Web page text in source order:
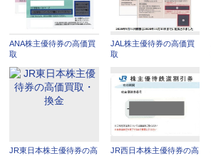
ANA株主優待券の高価買
取
JAL株主優待券の高価買
取
JR東日本株主優待券の高
JR西日本株主優待券の高